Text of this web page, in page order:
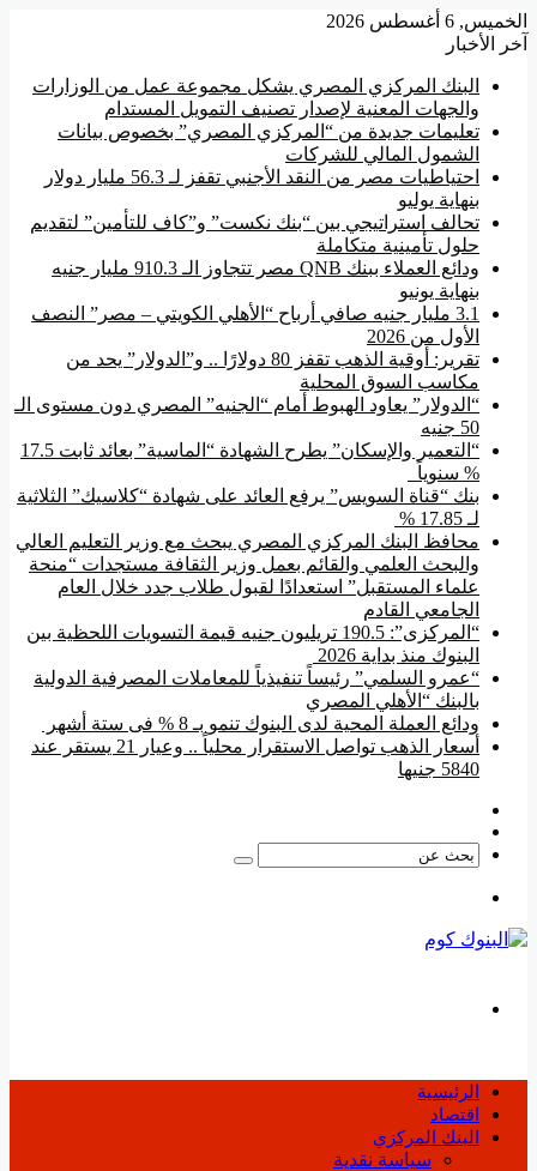
الخميس, 6 أغسطس 2026
آخر الأخبار
البنك المركزي المصري يشكل مجموعة عمل من الوزارات
والجهات المعنية لإصدار تصنيف التمويل المستدام
تعليمات جديدة من “المركزي المصري” بخصوص بيانات
الشمول المالي للشركات
احتياطيات مصر من النقد الأجنبي تقفز لـ 56.3 مليار دولار
بنهاية يوليو
تحالف استراتيجي بين “بنك نكست” و”كاف للتأمين” لتقديم
حلول تأمينية متكاملة
ودائع العملاء ببنك QNB مصر تتجاوز الـ 910.3 مليار جنيه
بنهاية يونيو
3.1 مليار جنيه صافي أرباح “الأهلي الكويتي – مصر” النصف
الأول من 2026
تقرير: أوقية الذهب تقفز 80 دولارًا .. و”الدولار” يحد من
مكاسب السوق المحلية
“الدولار” يعاود الهبوط أمام “الجنيه” المصري دون مستوى الـ
50 جنيه
“التعمير والإسكان” يطرح الشهادة “الماسية” بعائد ثابت 17.5
% سنوياً
بنك “قناة السويس” يرفع العائد على شهادة “كلاسيك” الثلاثية
لـ 17.85 %
محافظ البنك المركزي المصري يبحث مع وزير التعليم العالي
والبحث العلمي والقائم بعمل وزير الثقافة مستجدات “منحة
علماء المستقبل” استعدادًا لقبول طلاب جدد خلال العام
الجامعي القادم
“المركزى”: 190.5 تريليون جنيه قيمة التسويات اللحظية بين
البنوك منذ بداية 2026
“عمرو السلمي” رئيساً تنفيذياً للمعاملات المصرفية الدولية
بالبنك “الأهلي المصري
ودائع العملة المحية لدى البنوك تنمو بـ 8 % فى ستة أشهر
أسعار الذهب تواصل الاستقرار محلياً .. وعيار 21 يستقر عند
5840 جنيها
بحث
الرئيسية
اقتصاد
البنك المركزي
سياسة نقدية